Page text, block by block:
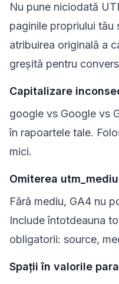
Nu pune niciodată
paginile propriului tău
atribuirea originală a
greșită pentru
Capitalizare
google vs Google vs
în rapoartele tale.
mici.
Omiterea
Fără mediu, GA4 nu
Include întotdeauna
obligatorii: source,
Spații în valorile